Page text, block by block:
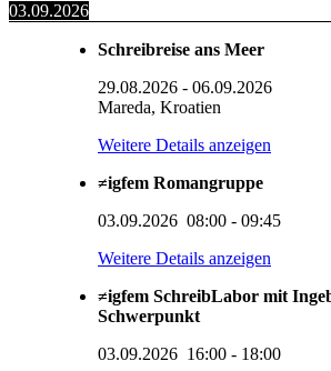
03.09.2026
Schreibreise ans Meer
29.08.2026 - 06.09.2026
Mareda, Kroatien
Weitere Details anzeigen
≠igfem Romangruppe
03.09.2026 08:00 - 09:45
Weitere Details anzeigen
≠igfem SchreibLabor mit
Schwerpunkt
03.09.2026 16:00 - 18:00